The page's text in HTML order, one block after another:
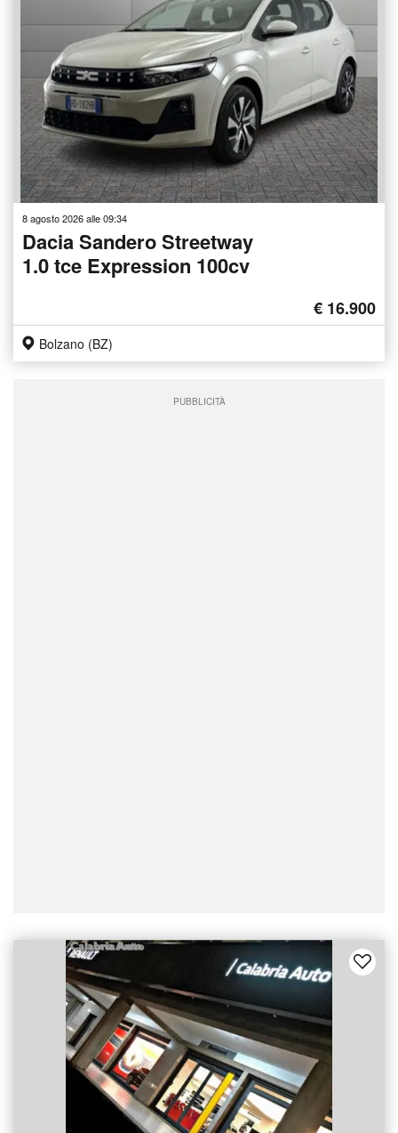
8 agosto 2026 alle 09:34
Dacia Sandero Streetway
1.0 tce Expression 100cv
€ 16.900
Bolzano (BZ)
PUBBLICITÀ